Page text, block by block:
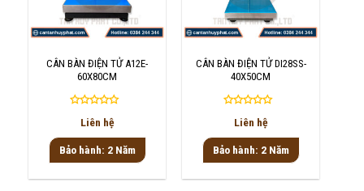
CÂN BÀN ĐIỆN TỬ A12E-
60X80CM
Được
hạng
0
sao
Liên hệ
Bảo hành: 2 Năm
CÂN BÀN ĐIỆN TỬ DI28SS-
40X50CM
Được
hạng
0
sao
Liên hệ
Bảo hành: 2 Năm